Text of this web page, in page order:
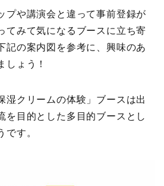
プや講演会と違って事前登録が
てみて気になるブースに立ち寄
記の案内図を参考に、興味のあ
しょう！
湿クリームの体験」ブースは出
を目的とした多目的ブースとし
です。